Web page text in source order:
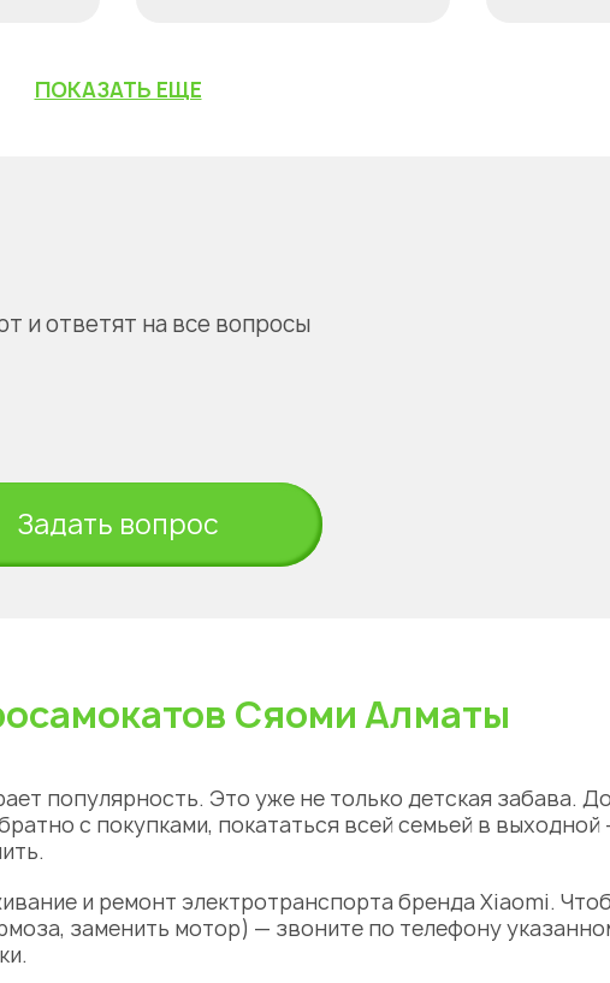
ПОКАЗАТЬ ЕЩЕ
и ответят на все вопросы
Задать вопрос
Сяоми Алматы
популярность. Это уже не только детская забава.
с покупками, покататься всей семьей в выходной
и ремонт электротранспорта бренда Xiaomi.
заменить мотор) — звоните по телефону